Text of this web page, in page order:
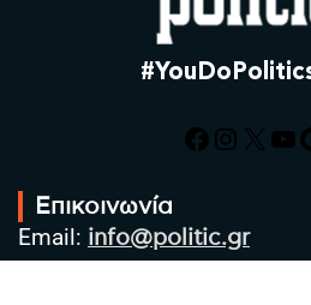
X
Επικοινωνία
Email: info@politic.gr
Τηλ: